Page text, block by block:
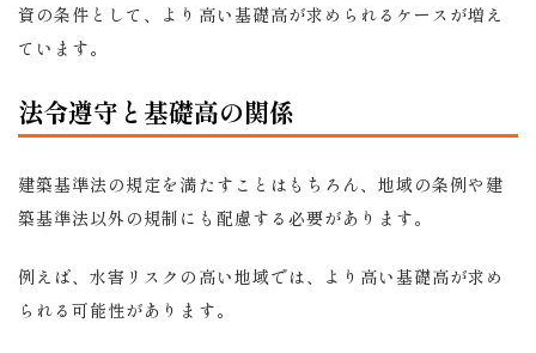
資の条件として、より高い基礎高が求められるケースが増え
ています。
法令遵守と基礎高の関係
建築基準法の規定を満たすことはもちろん、地域の条例や建
築基準法以外の規制にも配慮する必要があります。
例えば、水害リスクの高い地域では、より高い基礎高が求め
られる可能性があります。